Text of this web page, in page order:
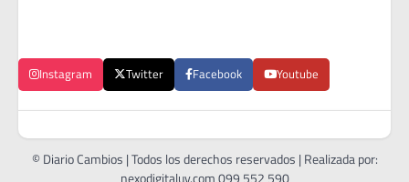
Instagram Twitter Facebook Youtube